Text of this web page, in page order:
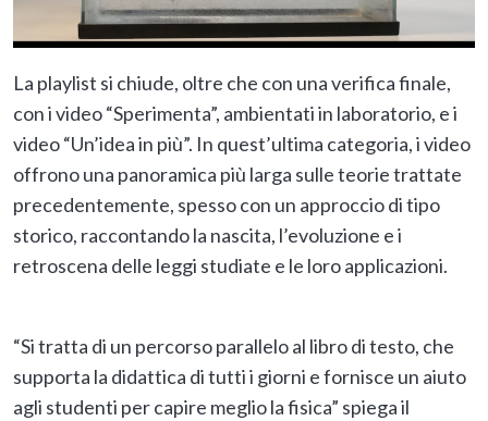
La playlist si chiude, oltre che con una verifica finale,
con i video “Sperimenta”, ambientati in laboratorio, e i
video “Un’idea in più”. In quest’ultima categoria, i video
offrono una panoramica più larga sulle teorie trattate
precedentemente, spesso con un approccio di tipo
storico, raccontando la nascita, l’evoluzione e i
retroscena delle leggi studiate e le loro applicazioni.
“Si tratta di un percorso parallelo al libro di testo, che
supporta la didattica di tutti i giorni e fornisce un aiuto
agli studenti per capire meglio la fisica” spiega il